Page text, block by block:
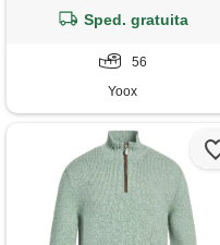
Sped. gratuita
56
Yoox